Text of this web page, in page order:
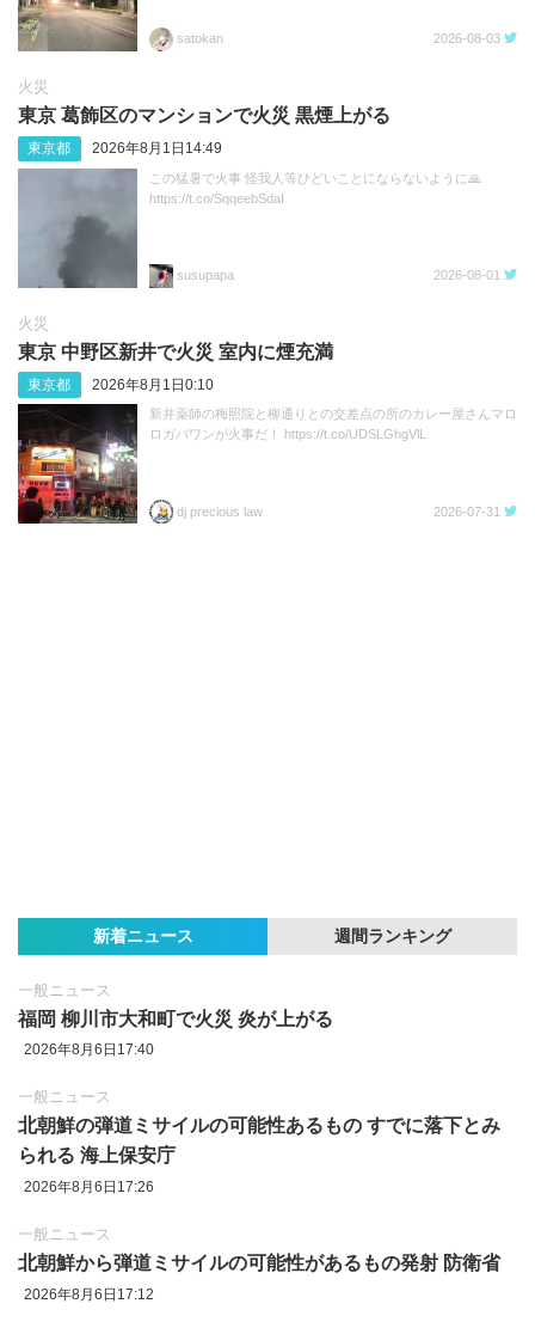
satokan 2026-08-03
火災
東京 葛飾区のマンションで火災 黒煙上がる
東京都 2026年8月1日14:49
この猛暑で火事 怪我人等ひどいことにならないように🙏
https://t.co/SqqeebSdaI
susupapa 2026-08-01
火災
東京 中野区新井で火災 室内に煙充満
東京都 2026年8月1日0:10
新井薬師の梅照院と柳通りとの交差点の所のカレー屋さんマロ
ロガバワンが火事だ！ https://t.co/UDSLGhgVlL
dj precious law 2026-07-31
新着ニュース 週間ランキング
一般ニュース
福岡 柳川市大和町で火災 炎が上がる
2026年8月6日17:40
一般ニュース
北朝鮮の弾道ミサイルの可能性あるもの すでに落下とみ
られる 海上保安庁
2026年8月6日17:26
一般ニュース
北朝鮮から弾道ミサイルの可能性があるもの発射 防衛省
2026年8月6日17:12